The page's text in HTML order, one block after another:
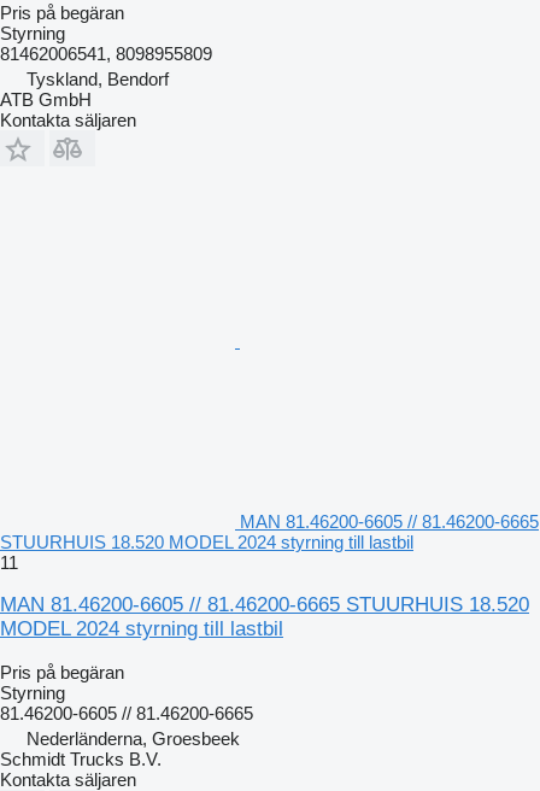
Pris på begäran
Styrning
81462006541, 8098955809
Tyskland, Bendorf
ATB GmbH
Kontakta säljaren
MAN 81.46200-6605 // 81.46200-6665
STUURHUIS 18.520 MODEL 2024 styrning till lastbil
11
MAN 81.46200-6605 // 81.46200-6665 STUURHUIS 18.520
MODEL 2024 styrning till lastbil
Pris på begäran
Styrning
81.46200-6605 // 81.46200-6665
Nederländerna, Groesbeek
Schmidt Trucks B.V.
Kontakta säljaren